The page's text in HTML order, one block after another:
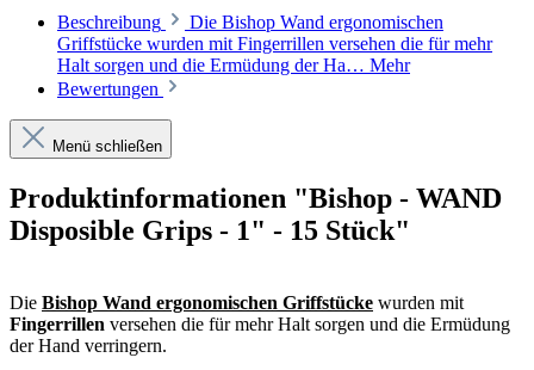
Beschreibung
Die Bishop Wand ergonomischen
Griffstücke wurden mit Fingerrillen versehen die für mehr
Halt sorgen und die Ermüdung der Ha… Mehr
Bewertungen
Menü schließen
Produktinformationen "Bishop - WAND
Disposible Grips - 1" - 15 Stück"
Die Bishop Wand ergonomischen Griffstücke wurden mit
Fingerrillen versehen die für mehr Halt sorgen und die Ermüdung
der Hand verringern.